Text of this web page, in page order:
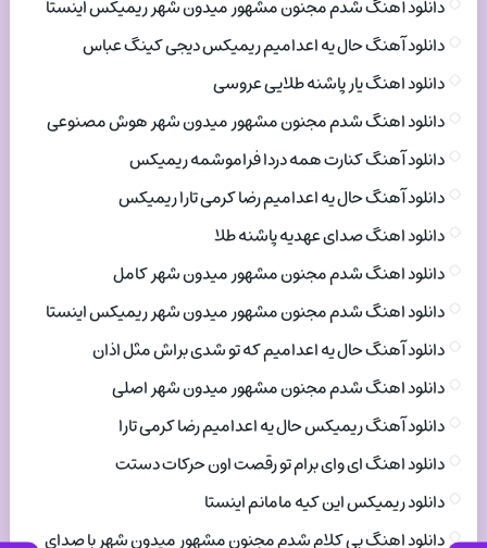
دانلود آهنگ شدم مجنون مشهور میدون شهر ریمیکس اینستا
دانلود آهنگ حال یه اعدامیم ریمیکس دیجی کینگ عباس
دانلود اهنگ یار پاشنه طلایی عروسی
دانلود اهنگ شدم مجنون مشهور میدون شهر هوش مصنوعی
دانلود آهنگ کنارت همه دردا فراموشمه ریمیکس
دانلود آهنگ حال یه اعدامیم رضا کرمی تارا ریمیکس
دانلود اهنگ صدای عهدیه پاشنه طلا
دانلود اهنگ شدم مجنون مشهور میدون شهر کامل
دانلود اهنگ شدم مجنون مشهور میدون شهر ریمیکس اینستا
دانلود آهنگ حال یه اعدامیم که تو شدی براش مثل اذان
دانلود اهنگ شدم مجنون مشهور میدون شهر اصلی
دانلود آهنگ ریمیکس حال یه اعدامیم رضا کرمی تارا
دانلود اهنگ ای وای برام تو رقصت اون حرکات دستت
دانلود ریمیکس این کیه مامانم اینستا
دانلود اهنگ بی کلام شدم مجنون مشهور میدون شهر با صدای